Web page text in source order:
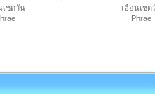
เชตวัน
เฮือนเชต
Phrae